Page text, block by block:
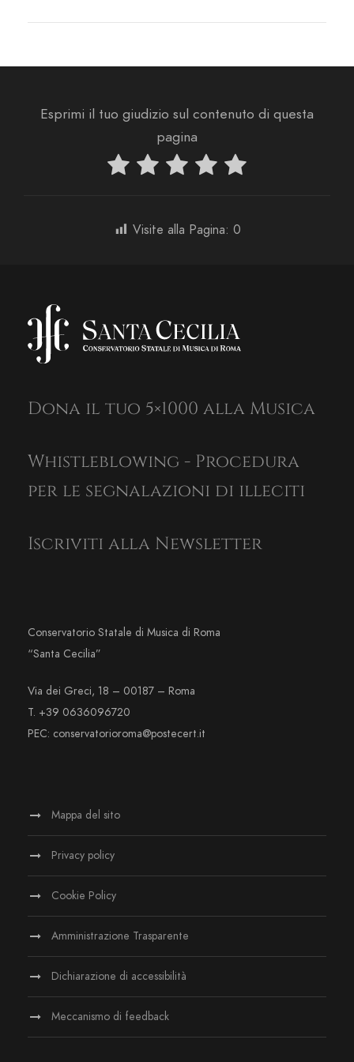
Esprimi il tuo giudizio sul contenuto di questa
pagina
Visite alla Pagina: 0
Dona il tuo 5×1000 alla Musica
Whistleblowing - Procedura
per le segnalazioni di illeciti
Iscriviti alla Newsletter
Conservatorio Statale di Musica di Roma
“Santa Cecilia”
Via dei Greci, 18 – 00187 – Roma
T. +39 0636096720
PEC: conservatorioroma@postecert.it
Mappa del sito
Privacy policy
Cookie Policy
Amministrazione Trasparente
Dichiarazione di accessibilità
Meccanismo di feedback